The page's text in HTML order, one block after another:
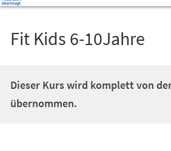
Fit Kids 6-10Jahre
Dieser Kurs wird komplett von
übernommen.